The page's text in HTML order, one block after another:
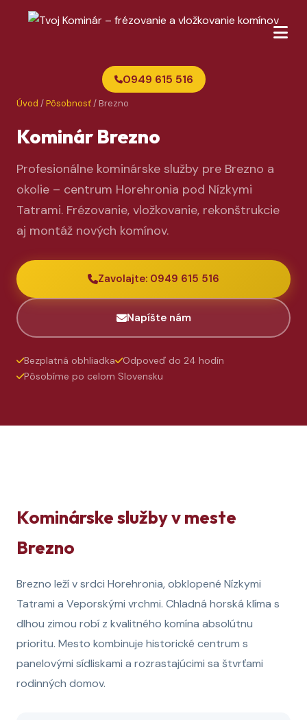
0949 615 516
Úvod /Pôsobnosť/ Brezno
Kominár Brezno
Profesionálne kominárske služby pre Brezno a
okolie – centrum Horehronia pod Nízkymi
Tatrami. Frézovanie, vložkovanie, rekonštrukcie
aj montáž nových komínov.
Zavolajte: 0949 615 516
Napíšte nám
Bezplatná obhliadka
Odpoveď do 24 hodín
Pôsobíme po celom Slovensku
Kominárske služby v meste
Brezno
Brezno leží v srdci Horehronia, obklopené Nízkymi
Tatrami a Veporskými vrchmi. Chladná horská klíma s
dlhou zimou robí z kvalitného komína absolútnu
prioritu. Mesto kombinuje historické centrum s
panelovými sídliskami a rozrastajúcimi sa štvrťami
rodinných domov.